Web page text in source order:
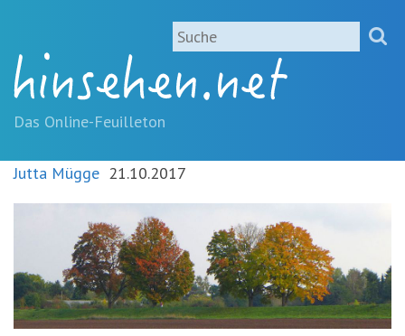
springen
(Accesskey
'1')Zur
springen
(Accesskey
'2')
Suche
Das Online-Feuilleton
Jutta Mügge 21.10.2017